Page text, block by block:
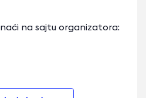
na sajtu organizatora: